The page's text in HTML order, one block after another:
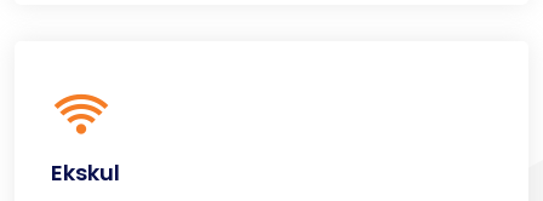
Ekskul